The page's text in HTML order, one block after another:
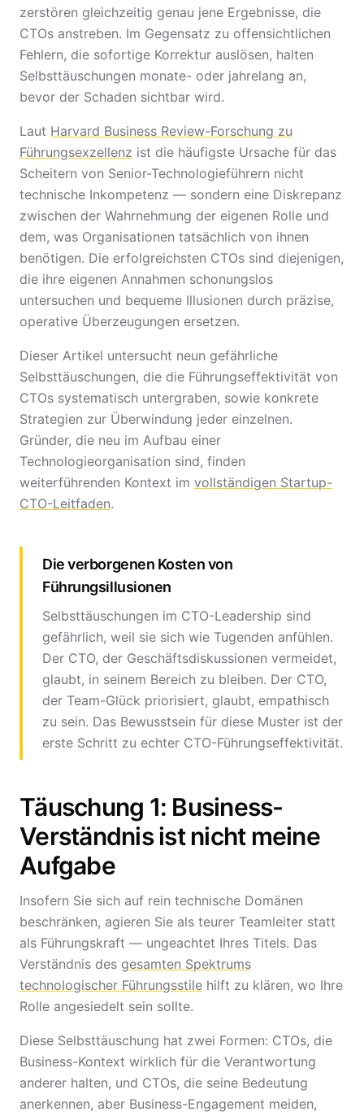
zerstören gleichzeitig genau jene Ergebnisse, die
CTOs anstreben. Im Gegensatz zu offensichtlichen
Fehlern, die sofortige Korrektur auslösen, halten
Selbsttäuschungen monate- oder jahrelang an,
bevor der Schaden sichtbar wird.
Laut Harvard Business Review-Forschung zu
Führungsexzellenz ist die häufigste Ursache für das
Scheitern von Senior-Technologieführern nicht
technische Inkompetenz — sondern eine Diskrepanz
zwischen der Wahrnehmung der eigenen Rolle und
dem, was Organisationen tatsächlich von ihnen
benötigen. Die erfolgreichsten CTOs sind diejenigen,
die ihre eigenen Annahmen schonungslos
untersuchen und bequeme Illusionen durch präzise,
operative Überzeugungen ersetzen.
Dieser Artikel untersucht neun gefährliche
Selbsttäuschungen, die die Führungseffektivität von
CTOs systematisch untergraben, sowie konkrete
Strategien zur Überwindung jeder einzelnen.
Gründer, die neu im Aufbau einer
Technologieorganisation sind, finden
weiterführenden Kontext im vollständigen Startup-
CTO-Leitfaden.
Die verborgenen Kosten von
Führungsillusionen
Selbsttäuschungen im CTO-Leadership sind
gefährlich, weil sie sich wie Tugenden anfühlen.
Der CTO, der Geschäftsdiskussionen vermeidet,
glaubt, in seinem Bereich zu bleiben. Der CTO,
der Team-Glück priorisiert, glaubt, empathisch
zu sein. Das Bewusstsein für diese Muster ist der
erste Schritt zu echter CTO-Führungseffektivität.
Täuschung 1: Business-
Verständnis ist nicht meine
Aufgabe
Insofern Sie sich auf rein technische Domänen
beschränken, agieren Sie als teurer Teamleiter statt
als Führungskraft — ungeachtet Ihres Titels. Das
Verständnis des gesamten Spektrums
technologischer Führungsstile hilft zu klären, wo Ihre
Rolle angesiedelt sein sollte.
Diese Selbsttäuschung hat zwei Formen: CTOs, die
Business-Kontext wirklich für die Verantwortung
anderer halten, und CTOs, die seine Bedeutung
anerkennen, aber Business-Engagement meiden,